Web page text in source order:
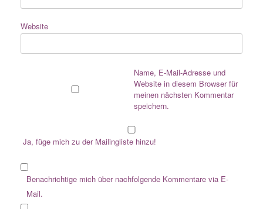
Website
Name, E-Mail-Adresse und
Website in diesem Browser für
meinen nächsten Kommentar
speichern.
Ja, füge mich zu der Mailingliste hinzu!
Benachrichtige mich über nachfolgende Kommentare via E-
Mail.